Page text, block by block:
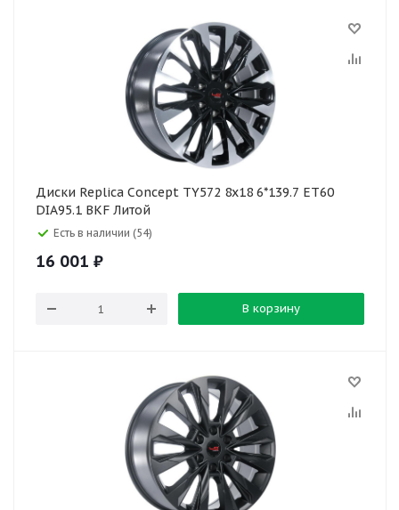
Диски Replica Concept TY572 8x18 6*139.7 ET60
DIA95.1 BKF Литой
Есть в наличии (54)
16 001 ₽
В корзину